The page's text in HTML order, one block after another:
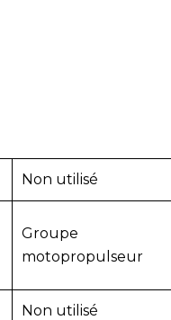
Non utilisé
Groupe
motopropulseur
Non utilisé